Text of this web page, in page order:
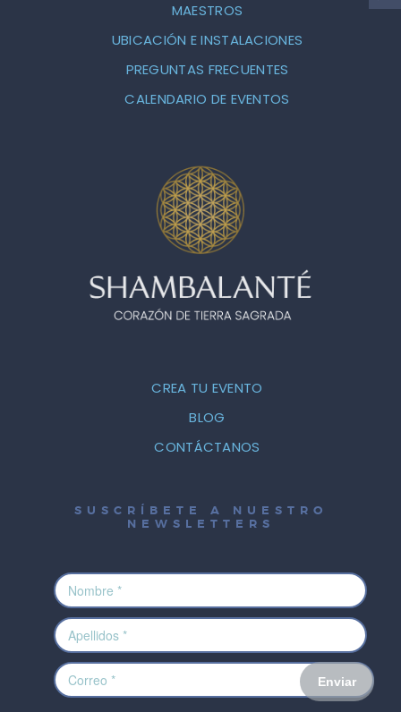
MAESTROS
UBICACIÓN E INSTALACIONES
PREGUNTAS FRECUENTES
CALENDARIO DE EVENTOS
CREA TU EVENTO
BLOG
CONTÁCTANOS
SUSCRÍBETE A NUESTRO
NEWSLETTERS